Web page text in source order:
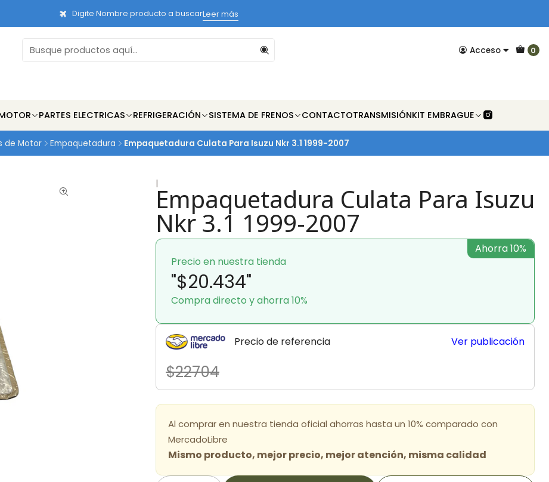
Acceso 0
PARTES ELECTRICAS REFRIGERACIÓN SISTEMA DE FRENOS CONTACTOTRANSMISIÓNKIT EMBRAGUE
Digite Nombre producto a buscarLeer más
de Motor Empaquetadura Empaquetadura Culata Para Isuzu Nkr 3.1 1999-2007
|Empaquetadura Culata Para Isuzu
Nkr 3.1 1999-2007
Precio en nuestra tienda
"$20.434"
Compra directo y ahorra 10%
Ahorra 10%
Precio de referencia
$22704
Ver publicación
Al comprar en nuestra tienda oficial ahorras hasta un 10% comparado con
MercadoLibre
Mismo producto, mejor precio, mejor atención, misma calidad